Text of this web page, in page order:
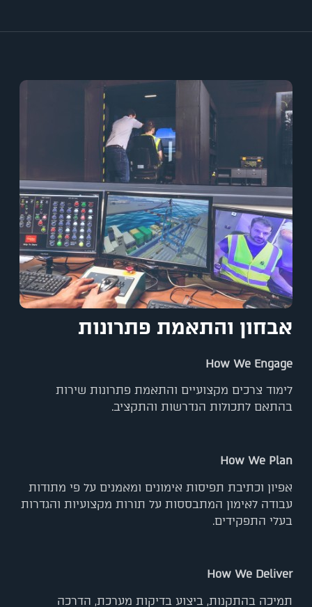
אבחון והתאמת פתרונות
How We Engage
לימוד צרכים מקצועיים והתאמת פתרונות שירות
בהתאם לתכולות הנדרשות והתקציב.
How We Plan
אפיון וכתיבת תפיסות אימונים ומאמנים על פי מתודות
עבודה לאימון המתבססות על תורות מקצועיות והגדרות
בעלי התפקידים.
How We Deliver
תמיכה בהתקנות, ביצוע בדיקות מערכת, הדרכה